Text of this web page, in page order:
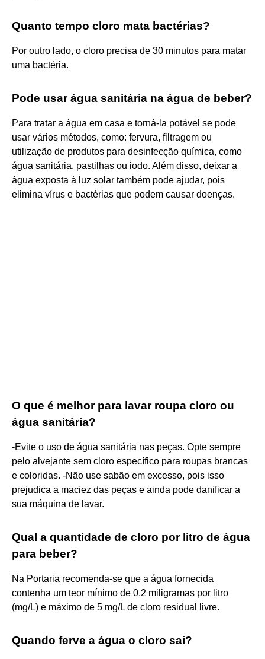
Quanto tempo cloro mata bactérias?
Por outro lado, o cloro precisa de 30 minutos para matar
uma bactéria.
Pode usar água sanitária na água de beber?
Para tratar a água em casa e torná-la potável se pode
usar vários métodos, como: fervura, filtragem ou
utilização de produtos para desinfecção química, como
água sanitária, pastilhas ou iodo. Além disso, deixar a
água exposta à luz solar também pode ajudar, pois
elimina vírus e bactérias que podem causar doenças.
O que é melhor para lavar roupa cloro ou
água sanitária?
-Evite o uso de água sanitária nas peças. Opte sempre
pelo alvejante sem cloro específico para roupas brancas
e coloridas. -Não use sabão em excesso, pois isso
prejudica a maciez das peças e ainda pode danificar a
sua máquina de lavar.
Qual a quantidade de cloro por litro de água
para beber?
Na Portaria recomenda-se que a água fornecida
contenha um teor mínimo de 0,2 miligramas por litro
(mg/L) e máximo de 5 mg/L de cloro residual livre.
Quando ferve a água o cloro sai?